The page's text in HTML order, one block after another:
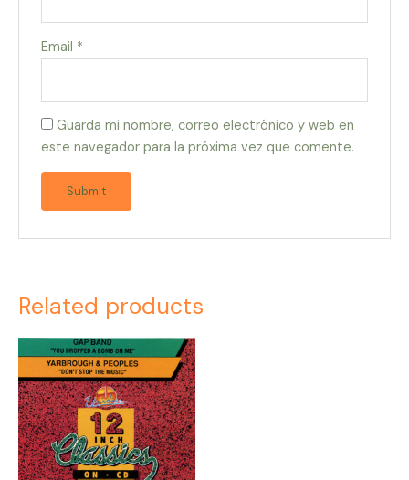
Email *
Guarda mi nombre, correo electrónico y web en
este navegador para la próxima vez que comente.
Related products